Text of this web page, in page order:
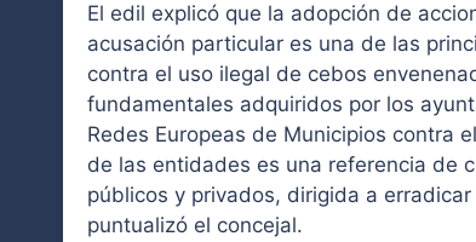
El edil explicó que la adopción de
acusación particular es una de las
contra el uso ilegal de cebos
fundamentales adquiridos por los
Redes Europeas de Municipios contra
de las entidades es una referencia de
públicos y privados, dirigida a erradicar
puntualizó el concejal.